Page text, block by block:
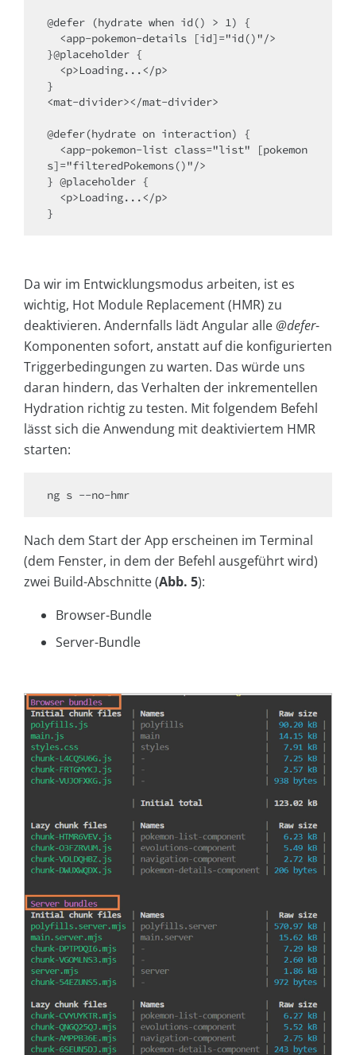
@defer (hydrate when id() > 1) {
}@placeholder {
}
<mat-divider></mat-divider>
@defer(hydrate on interaction) {
s]="filteredPokemons()"/>
} @placeholder {
Da wir im Entwicklungsmodus arbeiten, ist es
wichtig, Hot Module Replacement (HMR) zu
deaktivieren. Andernfalls lädt Angular alle@defer-
Komponenten sofort, anstatt auf die konfigurierten
Triggerbedingungen zu warten. Das würde uns
daran hindern, das Verhalten der inkrementellen
Hydration richtig zu testen. Mit folgendem Befehl
lässt sich die Anwendung mit deaktiviertem HMR
starten:
Nach dem Start der App erscheinen im Terminal
(dem Fenster, in dem der Befehl ausgeführt wird)
zwei Build-Abschnitte (Abb. 5):
Browser-Bundle
Server-Bundle